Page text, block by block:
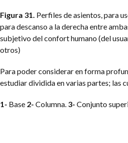
Figura 31. Perfiles de asientos, para
para descanso a la derecha entre
subjetivo del confort humano (del
otros)
Para poder considerar en forma
estudiar dividida en varias partes; las
1- Base 2- Columna. 3- Conjunto